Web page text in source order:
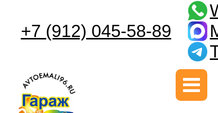
+7 (912) 045-58-89